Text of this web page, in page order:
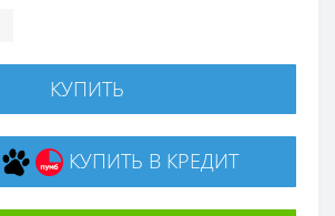
КУПИТЬ
КУПИТЬ В КРЕДИТ